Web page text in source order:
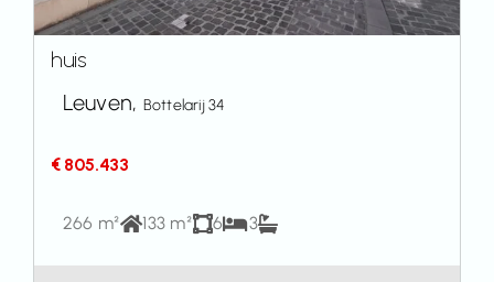
huis
Leuven, Bottelarij 34
€ 805.433
266 m² 133 m² 6 3